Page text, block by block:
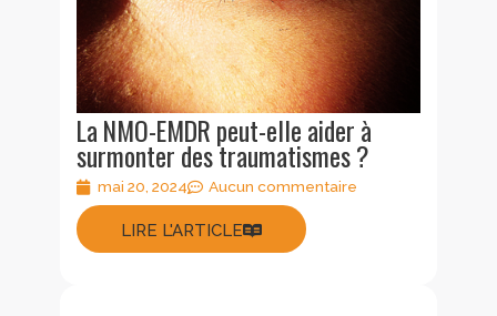
La NMO-EMDR peut-elle aider à
surmonter des traumatismes ?
mai 20, 2024 Aucun commentaire
LIRE L'ARTICLE